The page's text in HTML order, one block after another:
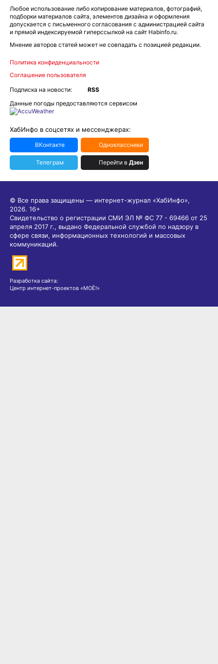
Любое использование либо копирование материалов, фотографий,
подборки материалов сайта, элементов дизайна и оформления
допускается с письменного согласования с администрацией сайта
и прямой индексируемой гиперссылкой на сайт Habinfo.ru.
Мнение авторов статей может не совпадать с позицией редакции.
Политика конфиденциальности
Соглашение пользователя
Подписка на новости:
RSS
Данные погоды предоставляются сервисом
ХабИнфо в соцсетях и мессенджерах:
ВКонтакте Одноклассники
Телеграм Перейти в Дзен
© Все права защищены — интернет-журнал «ХабИнфо»,
2026. 16+
Свидетельство о регистрации СМИ ЭЛ № ФС 77 - 69466 от 25
апреля 2017 г., выдано Федеральной службой по надзору в
сфере связи, информационных технологий и массовых
коммуникаций.
Разработка сайта:
Центр интернет-проектов «МОЁ!»